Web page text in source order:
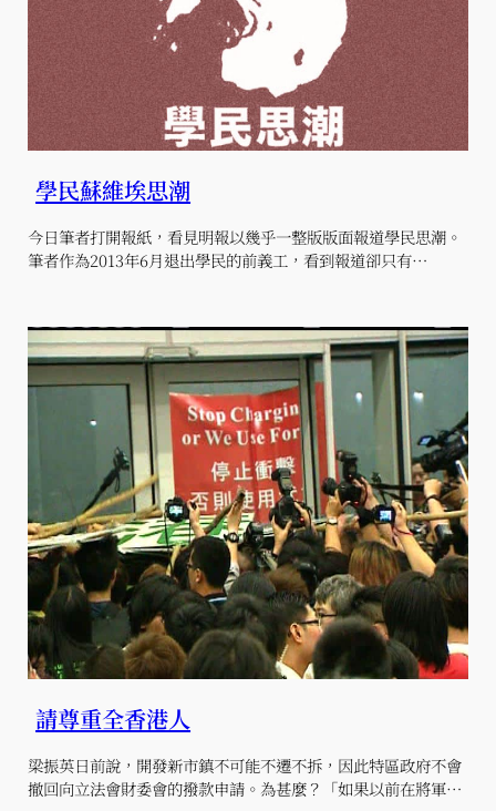
學民蘇維埃思潮
今日筆者打開報紙，看見明報以幾乎一整版版面報道學民思潮。
筆者作為2013年6月退出學民的前義工，看到報道卻只有…
請尊重全香港人
梁振英日前說，開發新市鎮不可能不遷不拆，因此特區政府不會
撤回向立法會財委會的撥款申請。為甚麼？「如果以前在將軍…